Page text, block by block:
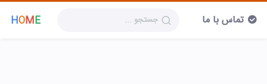
HOME تماس با ما